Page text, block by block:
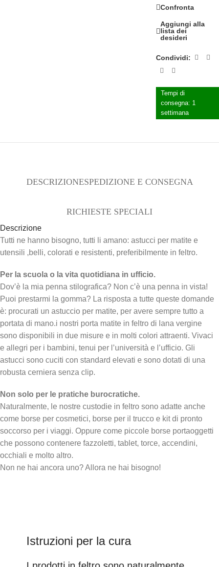
Confronta
Aggiungi alla
lista dei
desideri
Condividi:
Tempi di
consegna: 1
settimana
DESCRIZIONESPEDIZIONE E CONSEGNA
RICHIESTE SPECIALI
Descrizione
Tutti ne hanno bisogno, tutti li amano: astucci per matite e
utensili ,belli, colorati e resistenti, preferibilmente in feltro.
Per la scuola o la vita quotidiana in ufficio.
Dov’è la mia penna stilografica? Non c’è una penna in vista!
Puoi prestarmi la gomma? La risposta a tutte queste domande
è: procurati un astuccio per matite, per avere sempre tutto a
portata di mano.i nostri porta matite in feltro di lana vergine
sono disponibili in due misure e in molti colori attraenti. Vivaci
e allegri per i bambini, tenui per l’università e l’ufficio. Gli
astucci sono cuciti con standard elevati e sono dotati di una
robusta cerniera senza clip.
Non solo per le pratiche burocratiche.
Naturalmente, le nostre custodie in feltro sono adatte anche
come borse per cosmetici, borse per il trucco e kit di pronto
soccorso per i viaggi. Oppure come piccole borse portaoggetti
che possono contenere fazzoletti, tablet, torce, accendini,
occhiali e molto altro.
Non ne hai ancora uno? Allora ne hai bisogno!
Istruzioni per la cura